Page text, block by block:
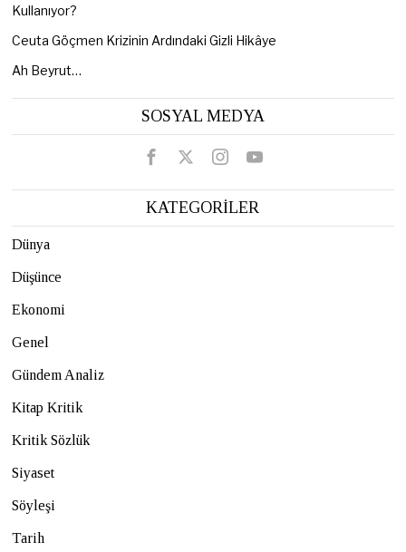
Kullanıyor?
Ceuta Göçmen Krizinin Ardındaki Gizli Hikâye
Ah Beyrut…
SOSYAL MEDYA
KATEGORİLER
Dünya
Düşünce
Ekonomi
Genel
Gündem Analiz
Kitap Kritik
Kritik Sözlük
Siyaset
Söyleşi
Tarih